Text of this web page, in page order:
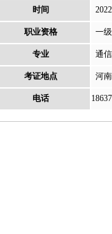
时间
职业资格 一
专业 通
考证地点 河南
电话